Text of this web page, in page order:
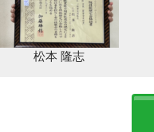
松本 隆志